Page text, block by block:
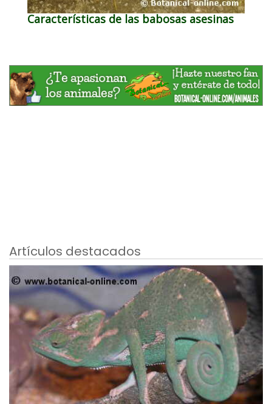
Características de las babosas asesinas
Artículos destacados